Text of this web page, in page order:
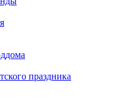
праздника